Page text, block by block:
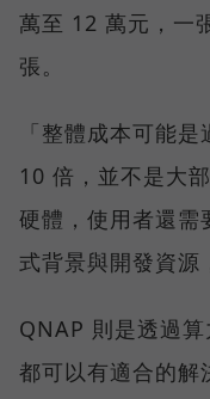
萬至 12 萬元，一
張。
「整體成本可能
10 倍，並不是大
硬體，使用者還
式背景與開發資源
QNAP 則是透過
都可以有適合的